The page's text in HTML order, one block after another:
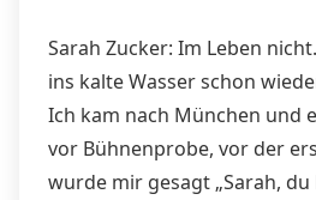
Sarah Zucker: Im Leben
ins kalte Wasser schon
Ich kam nach München und
vor Bühnenprobe, vor der
wurde mir gesagt „Sarah,